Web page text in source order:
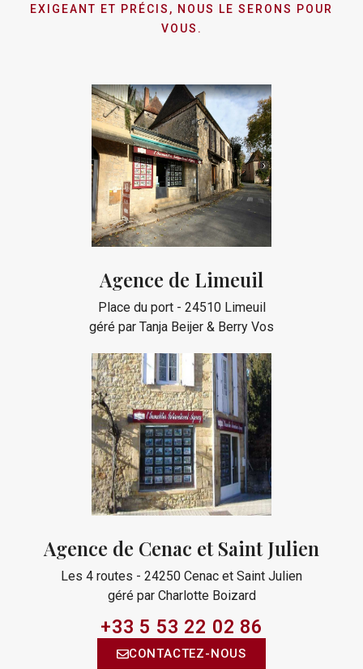
EXIGEANT ET PRÉCIS, NOUS LE SERONS POUR
VOUS.
Agence de Limeuil
Place du port - 24510 Limeuil
géré par Tanja Beijer & Berry Vos
Agence de Cenac et Saint Julien
Les 4 routes - 24250 Cenac et Saint Julien
géré par Charlotte Boizard
+33 5 53 22 02 86​
CONTACTEZ-NOUS